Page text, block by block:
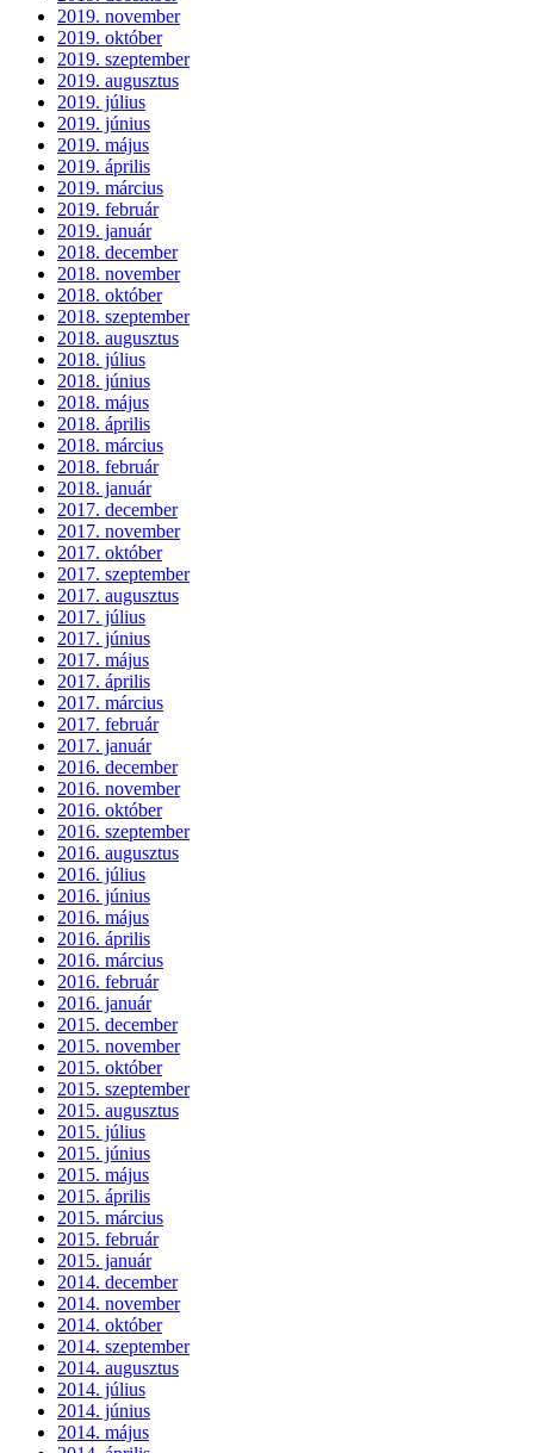
2019. november
2019. október
2019. szeptember
2019. augusztus
2019. július
2019. június
2019. május
2019. április
2019. március
2019. február
2019. január
2018. december
2018. november
2018. október
2018. szeptember
2018. augusztus
2018. július
2018. június
2018. május
2018. április
2018. március
2018. február
2018. január
2017. december
2017. november
2017. október
2017. szeptember
2017. augusztus
2017. július
2017. június
2017. május
2017. április
2017. március
2017. február
2017. január
2016. december
2016. november
2016. október
2016. szeptember
2016. augusztus
2016. július
2016. június
2016. május
2016. április
2016. március
2016. február
2016. január
2015. december
2015. november
2015. október
2015. szeptember
2015. augusztus
2015. július
2015. június
2015. május
2015. április
2015. március
2015. február
2015. január
2014. december
2014. november
2014. október
2014. szeptember
2014. augusztus
2014. július
2014. június
2014. május